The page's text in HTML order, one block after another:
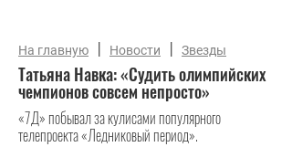
На главную | Новости | Звезды
Татьяна Навка: «Судить олимпийских
чемпионов совсем непросто»
«7Д» побывал за кулисами популярного
телепроекта «Ледниковый период».